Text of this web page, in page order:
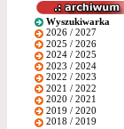
Wyszukiwarka
2026 / 2027
2025 / 2026
2024 / 2025
2023 / 2024
2022 / 2023
2021 / 2022
2020 / 2021
2019 / 2020
2018 / 2019